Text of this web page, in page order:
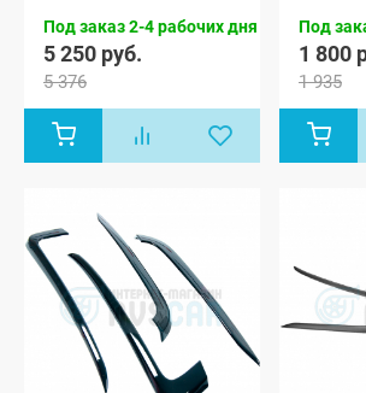
ФЛ
Лада Гранта
ФЛ Драйв
Актив
лифтбек
Под заказ 2-4 рабочих дня
5 250 руб.
5 376
Под
1 800
1 935